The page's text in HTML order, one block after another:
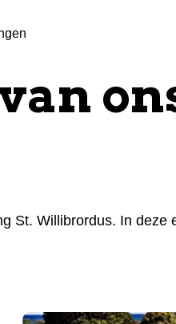
St. Willibrordus. In deze